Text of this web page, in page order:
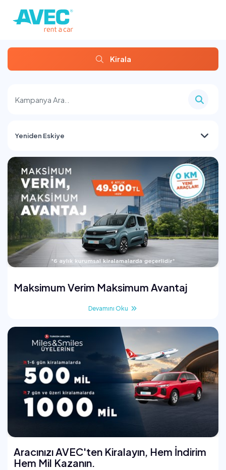
Kirala
Yeniden Eskiye
Maksimum Verim Maksimum Avantaj
Devamını Oku
Aracınızı AVEC'ten Kiralayın, Hem İndirim
Hem Mil Kazanın.